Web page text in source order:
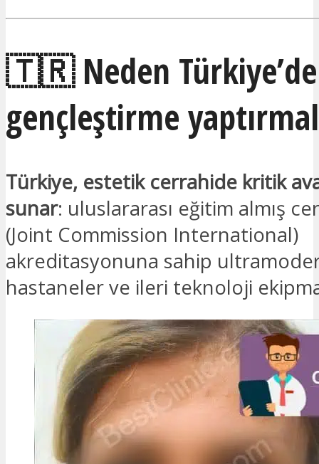
🇹🇷 Neden
gençleştirme
Türkiye, estetik cerrahide kritik
sunar: uluslararası eğitim almış
(Joint Commission International)
akreditasyonuna sahip
hastaneler ve ileri teknoloji